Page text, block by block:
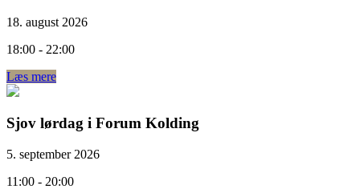
18. august 2026
18:00 - 22:00
Læs mere
Sjov lørdag i Forum Kolding
5. september 2026
11:00 - 20:00